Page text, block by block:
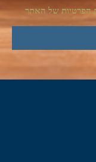
הפרטיות של האתר